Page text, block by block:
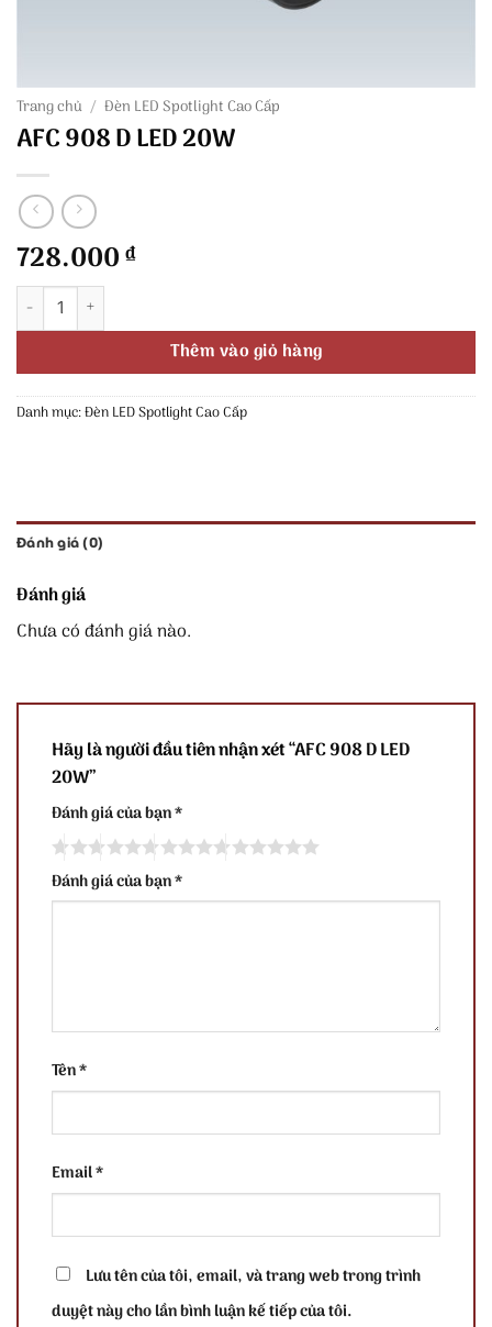
Trang chủ / Đèn LED Spotlight Cao Cấp
AFC 908 D LED 20W
728.000 ₫
AFC 908 D LED 20W số lượng
Thêm vào giỏ hàng
Danh mục:Đèn LED Spotlight Cao Cấp
Đánh giá (0)
Đánh giá
Chưa có đánh giá nào.
Hãy là người đầu tiên nhận xét “AFC 908 D LED
20W”
Đánh giá của bạn*
Đánh giá của bạn*
Tên*
Email*
Lưu tên của tôi, email, và trang web trong trình
duyệt này cho lần bình luận kế tiếp của tôi.